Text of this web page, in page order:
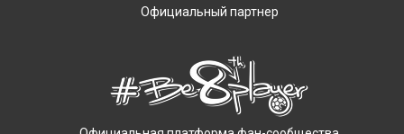
Официальный партнер